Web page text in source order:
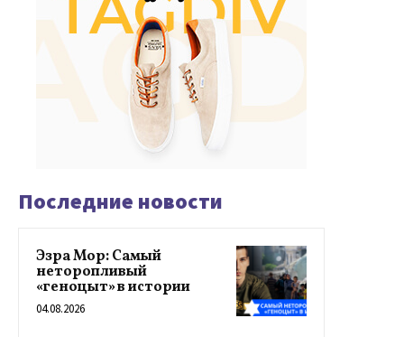
Последние новости
Эзра Мор: Самый
неторопливый
«геноцыт» в истории
04.08.2026